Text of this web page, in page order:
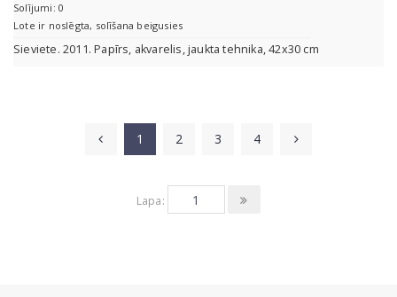
Solījumi: 0
Lote ir noslēgta, solīšana beigusies
Sieviete. 2011. Papīrs, akvarelis, jaukta tehnika, 42x30 cm
1 2 3 4
Lapa: